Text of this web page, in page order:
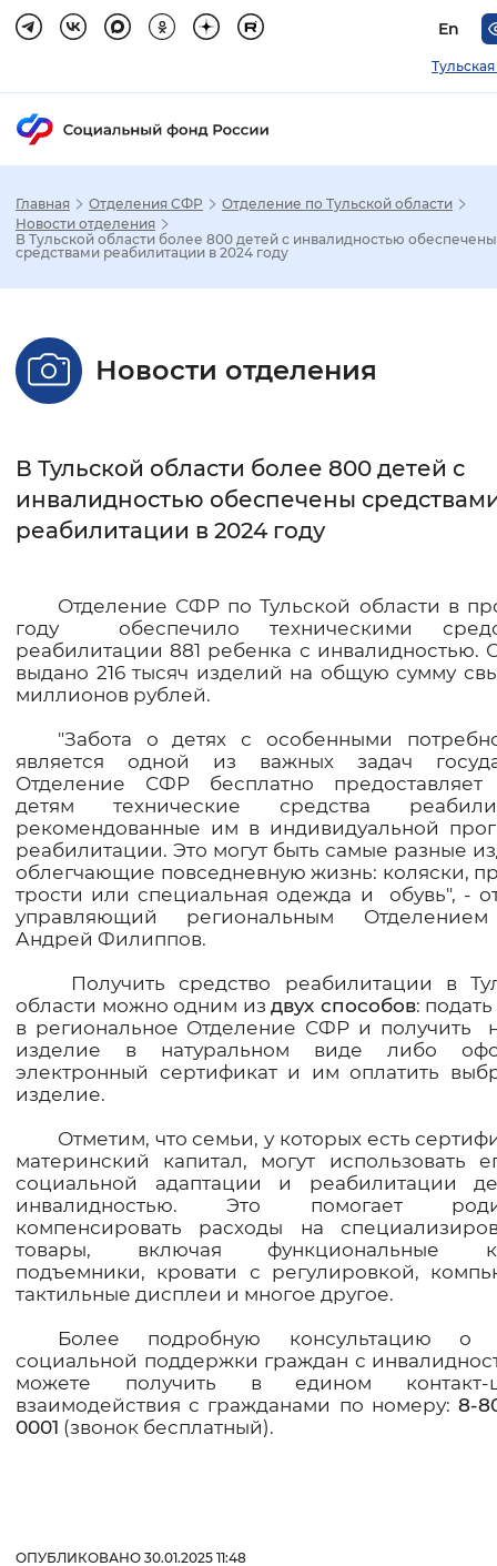
En
Стандартный Увеличенный
Без засечек С засечками
Интервал между буквами
Цвет сайта
Монохромный Инверсивный
Синий фон
Изображения
Включены Выключены
Звуковой ассистент
Воспроизвести
Вернуть стандартные настройки
Главная Отделения СФР
Отделение по Тульской области
Новости отделения
В Тульской области более 800 детей с инвалидностью обеспечены
средствами реабилитации в 2024 году
Новости отделения
В Тульской области более 800 детей с
инвалидностью обеспечены
реабилитации в 2024 году
Отделение СФР по Тульской области в
году обеспечило техническими
реабилитации 881 ребенка с инвалидностью.
выдано 216 тысяч изделий на общую сумму
миллионов рублей.
"Забота о детях с особенными
является одной из важных задач
Отделение СФР бесплатно предоставляет
детям технические средства
рекомендованные им в индивидуальной
реабилитации. Это могут быть самые разные
облегчающие повседневную жизнь: коляски,
трости или специальная одежда и обувь", -
управляющий региональным
Андрей Филиппов.
Получить средство реабилитации в
области можно одним издвух способов: подать
в региональное Отделение СФР и получить
изделие в натуральном виде либо
электронный сертификат и им оплатить
изделие.
Отметим, что семьи, у которых есть
материнский капитал, могут использовать
социальной адаптации и реабилитации
инвалидностью. Это помогает
компенсировать расходы на
товары, включая функциональные
подъемники, кровати с регулировкой,
тактильные дисплеи и многое другое.
Более подробную консультацию о
социальной поддержки граждан с
можете получить в едином контакт-
взаимодействия с гражданами по номеру: 8-
0001 (звонок бесплатный).
ОПУБЛИКОВАНО 30.01.2025 11:48